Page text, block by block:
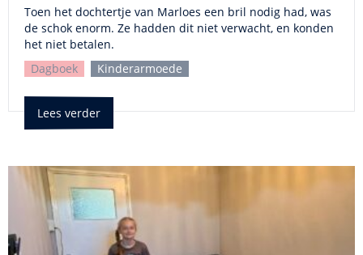
Toen het dochtertje van Marloes een bril nodig had, was
de schok enorm. Ze hadden dit niet verwacht, en konden
het niet betalen.
Dagboek
Kinderarmoede
Lees verder